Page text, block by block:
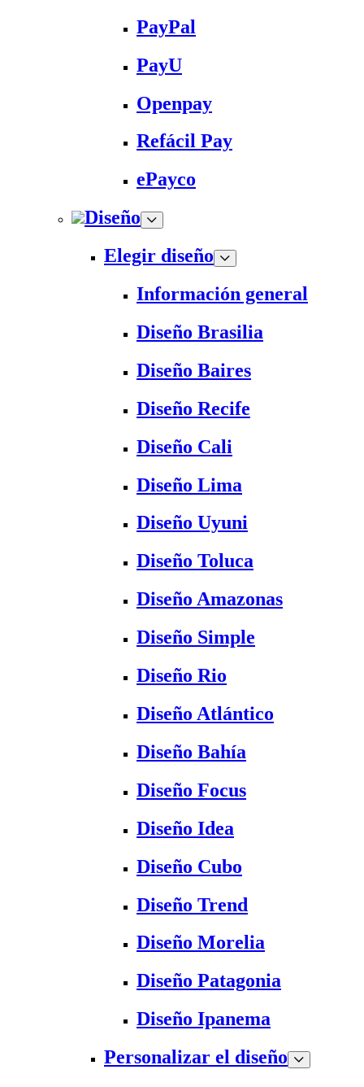
PayPal
PayU
Openpay
Refácil Pay
ePayco
Diseño
Elegir diseño
Información general
Diseño Brasilia
Diseño Baires
Diseño Recife
Diseño Cali
Diseño Lima
Diseño Uyuni
Diseño Toluca
Diseño Amazonas
Diseño Simple
Diseño Rio
Diseño Atlántico
Diseño Bahía
Diseño Focus
Diseño Idea
Diseño Cubo
Diseño Trend
Diseño Morelia
Diseño Patagonia
Diseño Ipanema
Personalizar el diseño